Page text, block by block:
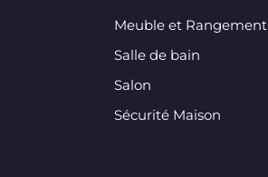
Meuble et Rangement
Salle de bain
Salon
Sécurité Maison